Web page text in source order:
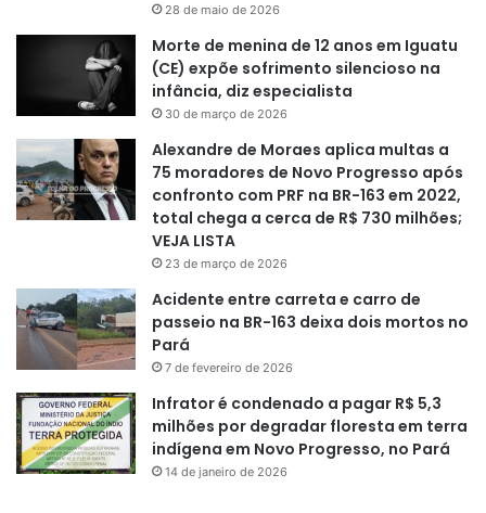
28 de maio de 2026
Morte de menina de 12 anos em Iguatu
(CE) expõe sofrimento silencioso na
infância, diz especialista
30 de março de 2026
Alexandre de Moraes aplica multas a
75 moradores de Novo Progresso após
confronto com PRF na BR-163 em 2022,
total chega a cerca de R$ 730 milhões;
VEJA LISTA
23 de março de 2026
Acidente entre carreta e carro de
passeio na BR-163 deixa dois mortos no
Pará
7 de fevereiro de 2026
Infrator é condenado a pagar R$ 5,3
milhões por degradar floresta em terra
indígena em Novo Progresso, no Pará
14 de janeiro de 2026